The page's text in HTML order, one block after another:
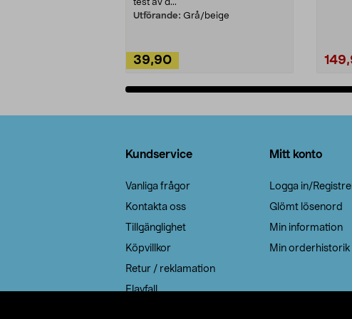
test av d...
Utförande: Grå/beige
39,90
Kundservice
Vanliga frågor
Kontakta oss
Tillgänglighet
Köpvillkor
Retur / reklamation
Elavfall
Mitt konto
Logga in/
Glömt lösenord
Min information
Min orderhistorik